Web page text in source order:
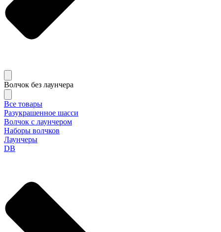
Волчок без лаунчера
Все товары
Разукрашенное шасси
Волчок с лаунчером
Наборы волчков
Лаунчеры
DB